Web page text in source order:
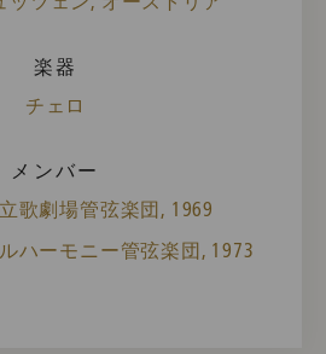
楽器
チェロ
メンバー
歌劇場管弦楽団, 1969
ハーモニー管弦楽団, 1973